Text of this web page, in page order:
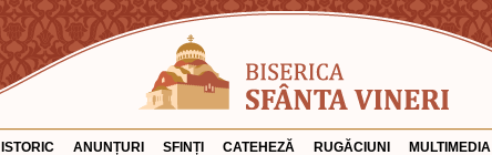
ISTORIC ANUNȚURI SFINȚI CATEHEZĂ RUGĂCIUNI MULTIMEDIA